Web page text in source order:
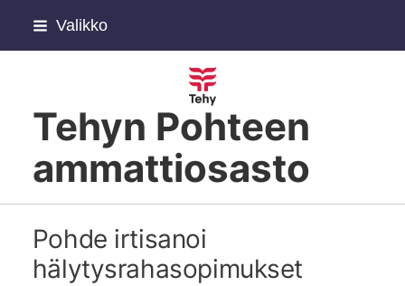
Siirry
Valikko
Tehyn Pohteen
ammattiosasto
Pohde irtisanoi
hälytysrahasopimukset